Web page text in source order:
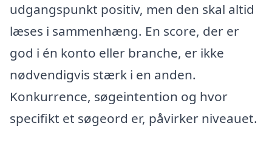
udgangspunkt positiv, men den skal altid
læses i sammenhæng. En score, der er
god i én konto eller branche, er ikke
nødvendigvis stærk i en anden.
Konkurrence, søgeintention og hvor
specifikt et søgeord er, påvirker niveauet.